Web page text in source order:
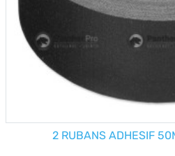
2 RUBANS ADHESIF